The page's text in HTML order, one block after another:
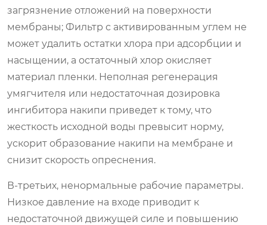
загрязнение отложений на поверхности
мембраны; Фильтр с активированным углем не
может удалить остатки хлора при адсорбции и
насыщении, а остаточный хлор окисляет
материал пленки. Неполная регенерация
умягчителя или недостаточная дозировка
ингибитора накипи приведет к тому, что
жесткость исходной воды превысит норму,
ускорит образование накипи на мембране и
снизит скорость опреснения.
В-третьих, ненормальные рабочие параметры.
Низкое давление на входе приводит к
недостаточной движущей силе и повышению